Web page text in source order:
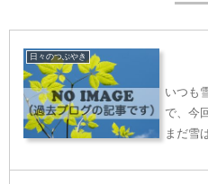
日々のつぶやき
いつも
で、今
まだ雪